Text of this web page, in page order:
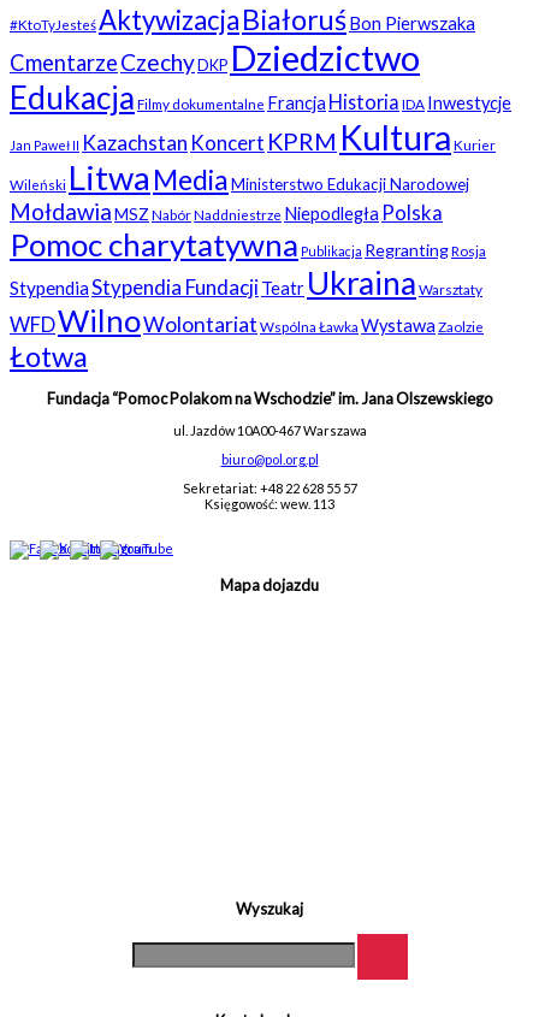
#KtoTyJesteśAktywizacjaBiałoruśBon Pierwszaka
CmentarzeCzechyDKP Dziedzictwo
Edukacja Filmy dokumentalne Francja Historia IDA Inwestycje
Jan Paweł II Kazachstan Koncert KPRM Kultura Kurier
Wileński Litwa MediaMinisterstwo Edukacji Narodowej
MołdawiaMSZ NabórNaddniestrze Niepodległa Polska
Pomoc charytatywna Publikacja RegrantingRosja
StypendiaStypendia FundacjiTeatr Ukraina Warsztaty
WFDWilnoWolontariat Wspólna Ławka Wystawa Zaolzie
Łotwa
Fundacja “Pomoc Polakom na Wschodzie” im. Jana Olszewskiego
ul. Jazdów 10A00-467 Warszawa
biuro@pol.org.pl
Sekretariat: +48 22 628 55 57
Księgowość: wew. 113
Mapa dojazdu
Wyszukaj